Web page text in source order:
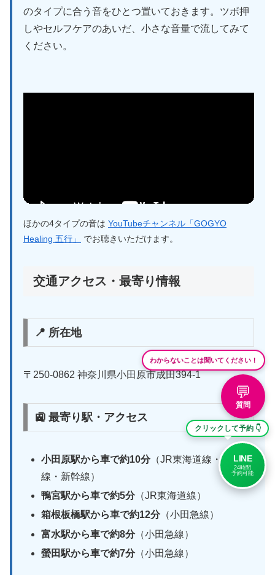
のタイプに合う音をひとつ置いておきます。ツボ押
しやセルフケアのあいだ、小さな音量で流してみて
ください。
ほかの4タイプの音は YouTubeチャンネル「GOGYO
Healing 五行」
でお聴きいただけます。
交通アクセス・最寄り情報
📍 所在地
〒250-0862 神奈川県小田原市成田394-1
🚉 最寄り駅・アクセス
小田原駅から車で約10分（JR東海道線・小田急
線・新幹線）
鴨宮駅から車で約5分（JR東海道線）
箱根板橋駅から車で約12分（小田急線）
富水駅から車で約8分（小田急線）
螢田駅から車で約7分（小田急線）
わからないことは聞いてください！
💬
質問
クリックして予約 👇
LINE
24時間
予約可能